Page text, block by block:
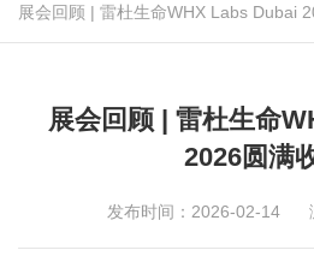
展会回顾 | 雷杜生命WHX Labs Dubai
展会回顾 | 雷杜生命
2026圆满
发布时间：2026-02-14